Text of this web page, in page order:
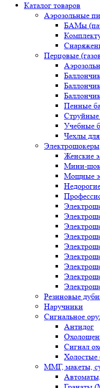
Каталог товаров
Аэрозольные
БАМы
Перцовые
Пенные
Струйные
Учебные
Чехлы
Электрошокеры
Женские
Мини-
Мощные
Резиновые
Наручники
Сигнальное
Антидог
Сигнал
Холостые
ММГ, макеты,